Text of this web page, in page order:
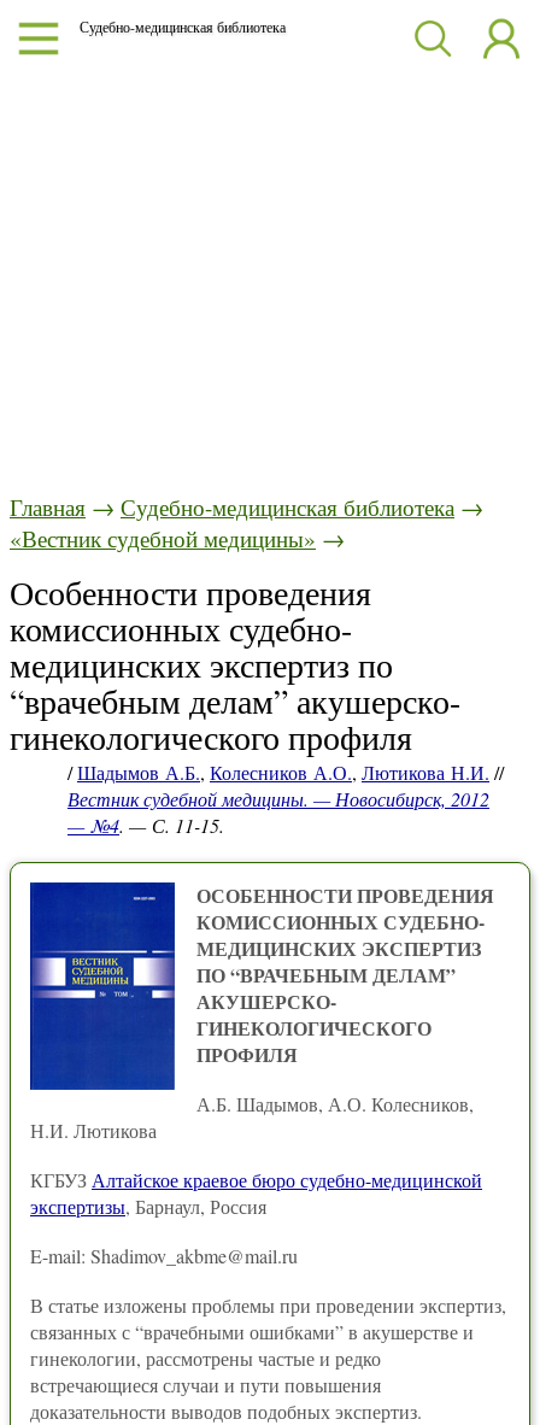
Судебно-медицинская библиотека
Главная → Судебно-медицинская библиотека →
«Вестник судебной медицины» →
Особенности проведения
комиссионных судебно-
медицинских экспертиз по
“врачебным делам” акушерско-
гинекологического профиля
/Шадымов А.Б., Колесников А.О., Лютикова Н.И. //
Вестник судебной медицины. — Новосибирск, 2012
— №4. — С. 11-15.
ОСОБЕННОСТИ ПРОВЕДЕНИЯ
КОМИССИОННЫХ СУДЕБНО-
МЕДИЦИНСКИХ ЭКСПЕРТИЗ
ПО “ВРАЧЕБНЫМ ДЕЛАМ”
АКУШЕРСКО-
ГИНЕКОЛОГИЧЕСКОГО
ПРОФИЛЯ
А.Б. Шадымов, А.О. Колесников,
Н.И. Лютикова
КГБУЗ Алтайское краевое бюро судебно-медицинской
экспертизы, Барнаул, Россия
E-mail: Shadimov_akbme@mail.ru
В статье изложены проблемы при проведении экспертиз,
связанных с “врачебными ошибками” в акушерстве и
гинекологии, рассмотрены частые и редко
встречающиеся случаи и пути повышения
доказательности выводов подобных экспертиз.